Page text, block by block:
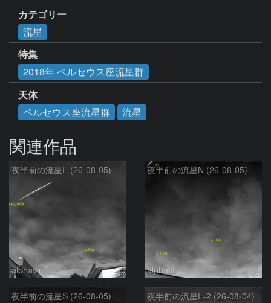
カテゴリー
流星
特集
2018年 ペルセウス座流星群
天体
ペルセウス座流星群
流星
関連作品
夜半前の流星E (26-08-05)
alphavir
夜半前の流星N (26-08-05)
alphavir
夜半前の流星S (26-08-05) 夜半前の流星E-2 (26-08-04)